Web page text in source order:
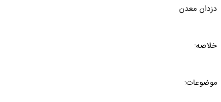
دزدان معدن
خلاصه:
موضوعات: